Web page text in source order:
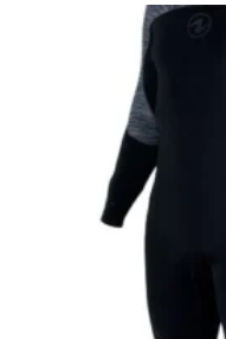
259,00€.
El
precio
actual
es:
225,00€.